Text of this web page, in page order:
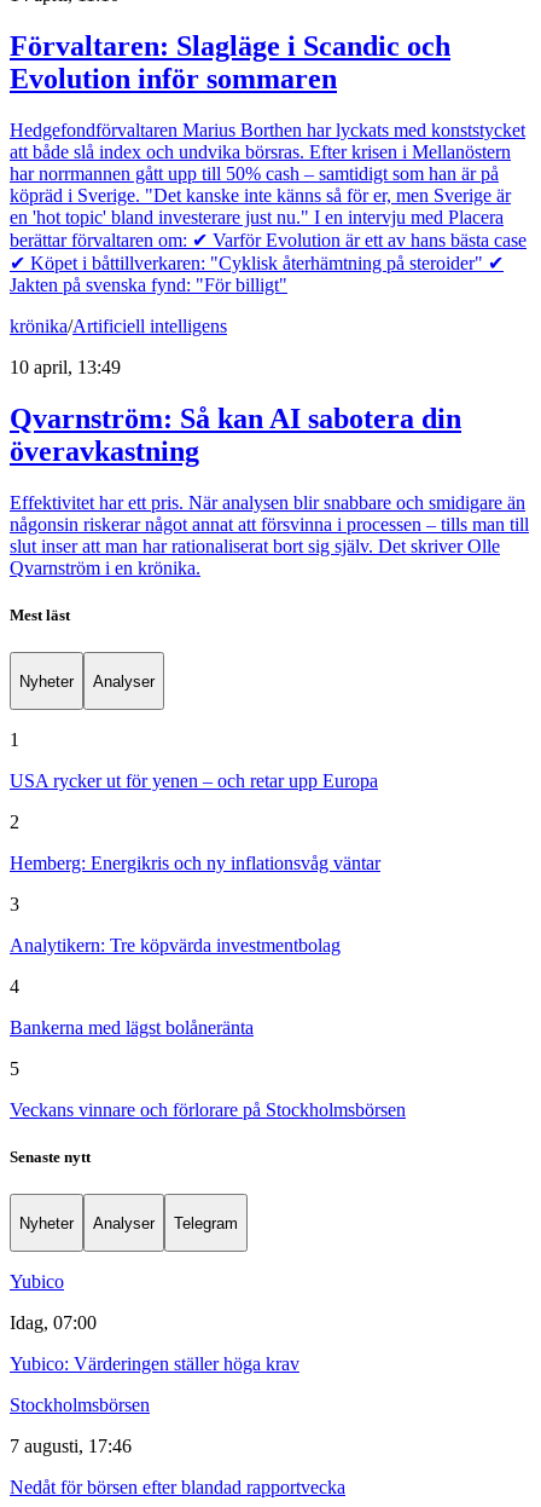
Förvaltaren: Slagläge i Scandic och
Evolution inför sommaren
Hedgefondförvaltaren Marius Borthen har lyckats med konststycket
att både slå index och undvika börsras. Efter krisen i Mellanöstern
har norrmannen gått upp till 50% cash – samtidigt som han är på
köpräd i Sverige. "Det kanske inte känns så för er, men Sverige är
en 'hot topic' bland investerare just nu." I en intervju med Placera
berättar förvaltaren om: ✔ Varför Evolution är ett av hans bästa case
✔ Köpet i båttillverkaren: "Cyklisk återhämtning på steroider" ✔
Jakten på svenska fynd: "För billigt"
krönika/Artificiell intelligens
10 april, 13:49
Qvarnström: Så kan AI sabotera din
överavkastning
Effektivitet har ett pris. När analysen blir snabbare och smidigare än
någonsin riskerar något annat att försvinna i processen – tills man till
slut inser att man har rationaliserat bort sig själv. Det skriver Olle
Qvarnström i en krönika.
Mest läst
Nyheter Analyser
1
USA rycker ut för yenen – och retar upp Europa
2
Hemberg: Energikris och ny inflationsvåg väntar
3
Analytikern: Tre köpvärda investmentbolag
4
Bankerna med lägst bolåneränta
5
Veckans vinnare och förlorare på Stockholmsbörsen
Senaste nytt
Nyheter Analyser Telegram
Yubico
Idag, 07:00
Yubico: Värderingen ställer höga krav
Stockholmsbörsen
7 augusti, 17:46
Nedåt för börsen efter blandad rapportvecka